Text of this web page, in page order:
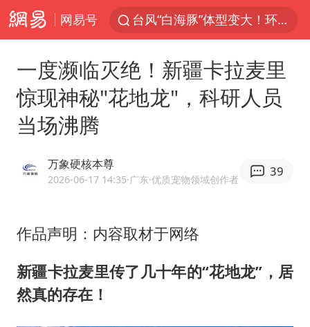
网易号
台风“白海豚”体型变大！环流面积接近13个浙江那么大
汪峰阻止14岁女儿买大牌
王力宏演唱会黄牛带观众藏匿被查获
女孩摆摊卖菌子时收到北大通知书
一度濒临灭绝！新疆卡拉麦里
惊现神秘"花地龙"，科研人员
当场沸腾
万象硬核本尊
2026-06-17 14:35·广东·优质宠物领域创作者
39
作品声明：内容取材于网络
新疆卡拉麦里传了几十年的“花地龙”，居
然真的存在！